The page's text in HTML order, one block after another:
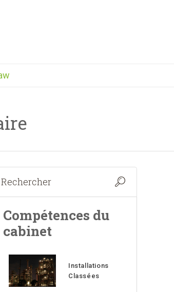
Compétences du
cabinet
Installations
Classées